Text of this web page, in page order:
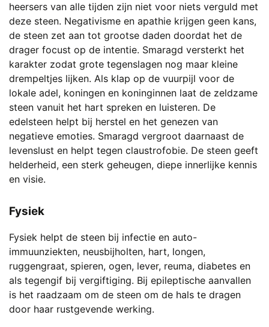
heersers van alle tijden zijn niet voor niets verguld met
deze steen. Negativisme en apathie krijgen geen kans,
de steen zet aan tot grootse daden doordat het de
drager focust op de intentie. Smaragd versterkt het
karakter zodat grote tegenslagen nog maar kleine
drempeltjes lijken. Als klap op de vuurpijl voor de
lokale adel, koningen en koninginnen laat de zeldzame
steen vanuit het hart spreken en luisteren. De
edelsteen helpt bij herstel en het genezen van
negatieve emoties. Smaragd vergroot daarnaast de
levenslust en helpt tegen claustrofobie. De steen geeft
helderheid, een sterk geheugen, diepe innerlijke kennis
en visie.
Fysiek
Fysiek helpt de steen bij infectie en auto-
immuunziekten, neusbijholten, hart, longen,
ruggengraat, spieren, ogen, lever, reuma, diabetes en
als tegengif bij vergiftiging. Bij epileptische aanvallen
is het raadzaam om de steen om de hals te dragen
door haar rustgevende werking.